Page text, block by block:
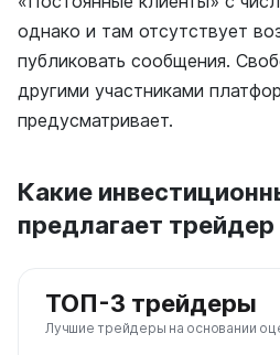
однако и там отсутствует
публиковать сообщения.
другими участниками
предусматривает.
Какие
предлагает трейдер
ТОП-3 трейдеры
Лучшие трейдеры на основании